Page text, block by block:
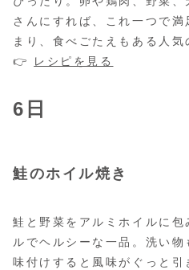
さんにすれば、これ一つで
まり、食べごたえもある人気
👉
レシピを見る
6日
鮭のホイル焼き
鮭と野菜をアルミホイルに
ルでヘルシーな一品。洗い
味付けすると風味がぐっと引